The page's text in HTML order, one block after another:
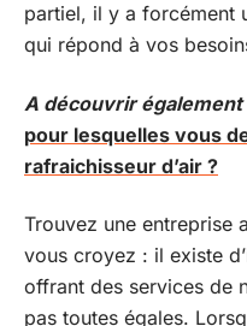
partiel, il y a forcément
qui répond à vos
A découvrir également
pour lesquelles vous
rafraichisseur d’air ?
Trouvez une entreprise
vous croyez : il existe
offrant des services de
pas toutes égales.